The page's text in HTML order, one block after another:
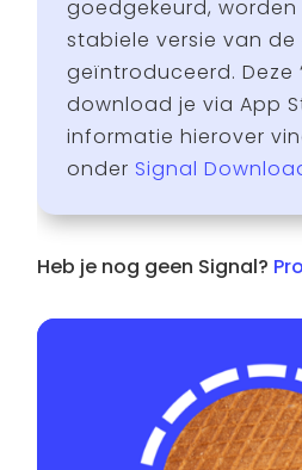
goedgekeurd, worden
stabiele versie van de
geïntroduceerd. Deze
download je via App
informatie hierover
onder Signal
Heb je nog geen Signal?